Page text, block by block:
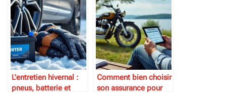
L’entretien hivernal :
pneus, batterie et
Comment bien choisir
son assurance pour